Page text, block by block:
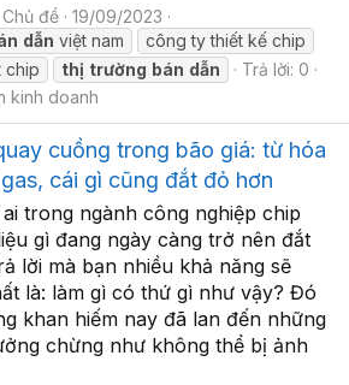
Chủ đề
19/09/2023
dẫn việt nam
công ty thiết kế chip
chip
thị trường bán dẫn
Trả lời: 0
kinh doanh
cuồng trong bão giá: từ hóa
cái gì cũng đắt đỏ hơn
trong ngành công nghiệp chip
gì đang ngày càng trở nên đắt
lời mà bạn nhiều khả năng sẽ
là: làm gì có thứ gì như vậy? Đó
khan hiếm nay đã lan đến những
chừng như không thể bị ảnh